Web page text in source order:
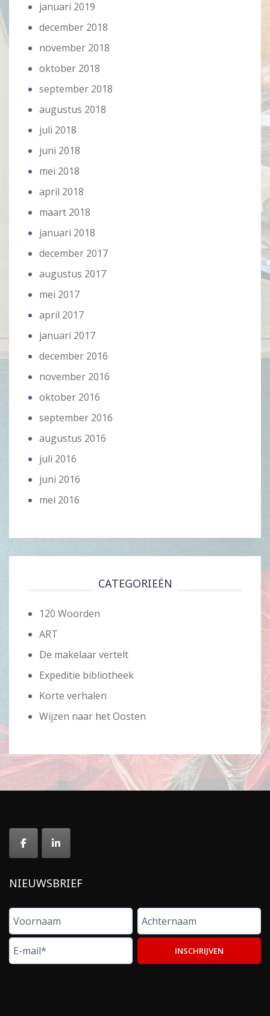
januari 2019
december 2018
november 2018
oktober 2018
september 2018
augustus 2018
juli 2018
juni 2018
mei 2018
april 2018
maart 2018
januari 2018
december 2017
augustus 2017
mei 2017
april 2017
januari 2017
december 2016
november 2016
oktober 2016
september 2016
augustus 2016
juli 2016
juni 2016
mei 2016
CATEGORIEËN
120 Woorden
ART
De makelaar vertelt
Expeditie bibliotheek
Korte verhalen
Wijzen naar het Oosten
NIEUWSBRIEF